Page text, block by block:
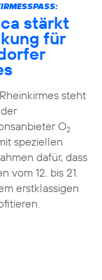
stärkt
für
steht
O2
speziellen
dafür, dass
vom 12. bis 21.
erstklassigen